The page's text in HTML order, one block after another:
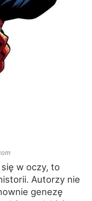
w oczy, to
Autorzy nie
genezę